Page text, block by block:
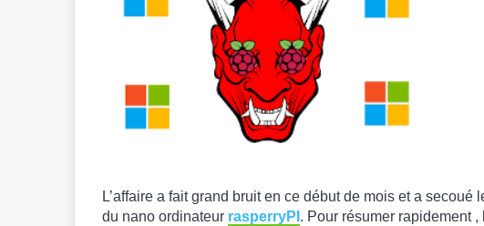
L’affaire a fait grand bruit en ce début de mois et a
du nano ordinateur rasperryPI . Pour résumer rapidement